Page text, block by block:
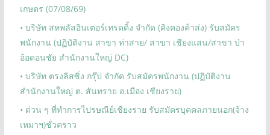
เกษตร (07/08/69)
• บริษัท สหพลัสอินเตอร์เทรดดิ้ง จำกัด (คิงคองค้าส่ง) รับสมัคร
พนักงาน (ปฏิบัติงาน สาขา ท่าสาย/ สาขา เชียงแสน/สาขา ป่า
อ้อดอนชัย สำนักงานใหญ่ DC)
• บริษัท ตรงลิสซิ่ง กรุ๊ป จำกัด รับสมัครพนักงาน (ปฏิบัติงาน
สำนักงานใหญ่ ต. สันทราย อ.เมือง เชียงราย)
• ด่วน ๆ ที่ทำการไปรษณีย์เชียงราย รับสมัครบุคคลภายนอก(จ้าง
เหมาฯ)ชั่วคราว